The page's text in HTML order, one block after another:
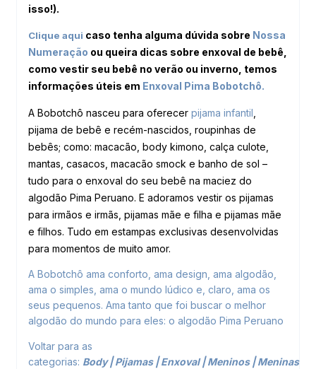
isso!).
Clique aqui caso tenha alguma dúvida sobre Nossa
Numeração ou queira dicas sobre enxoval de bebê,
como vestir seu bebê no verão ou inverno, temos
informações úteis em Enxoval Pima Bobotchô.
A Bobotchô nasceu para oferecer pijama infantil
pijama de bebê e recém-nascidos, roupinhas de
bebês; como: macacão, body kimono, calça culote,
mantas, casacos, macacão smock e banho de sol –
tudo para o enxoval do seu bebê na maciez do
algodão Pima Peruano. E adoramos vestir os pijamas
para irmãos e irmãs, pijamas mãe e filha e pijamas mãe
e filhos. Tudo em estampas exclusivas desenvolvidas
para momentos de muito amor.
A Bobotchô ama conforto, ama design, ama algodão,
ama o simples, ama o mundo lúdico e, claro, ama os
seus pequenos. Ama tanto que foi buscar o melhor
algodão do mundo para eles: o algodão Pima Peruano
Voltar para as
categorias: Body|Pijamas|Enxoval|Meninos|Meninas